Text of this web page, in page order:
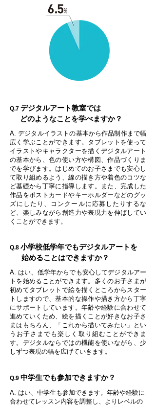
Q.7 デジタルアート教室では
どのようなことを学べますか？
A. デジタルイラストの基本から作品制作まで幅
広く学ぶことができます。タブレットを使って
イラストやキャラクターを描くデジタルアート
の基本から、色の使い方や構図、作品づくりま
でを学びます。はじめてのお子さまでも安心し
て取り組めるよう、線の描き方や着色のコツな
ど基礎から丁寧に指導します。また、完成した
作品をポストカードやキーホルダーなどのグッ
ズにしたり、コンクールに応募したりするな
ど、楽しみながら創造力や表現力を伸ばしてい
くことができます。
Q.8 小学校低学年でもデジタルアートを
始めることはできますか？
A. はい、低学年からでも安心してデジタルアー
トを始めることができます。多くのお子さまが
初めてタブレットで絵を描くところからスター
トしますので、基本的な操作や描き方から丁寧
にサポートしています。年齢や経験に合わせて
進めていくため、絵を描くことが好きなお子さ
まはもちろん、「これから描いてみたい」とい
うお子さまでも楽しく取り組むことができま
す。デジタルならではの機能を使いながら、少
しずつ表現の幅を広げていきます。
Q.9 中学生でも参加できますか？
A. はい、中学生も参加できます。年齢や経験に
合わせてレッスン内容を調整し、よりレベルの